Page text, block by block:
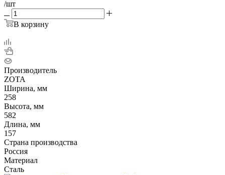
/шт
В корзину
Производитель
ZOTA
Ширина, мм
258
Высота, мм
582
Длина, мм
157
Страна производства
Россия
Материал
Сталь